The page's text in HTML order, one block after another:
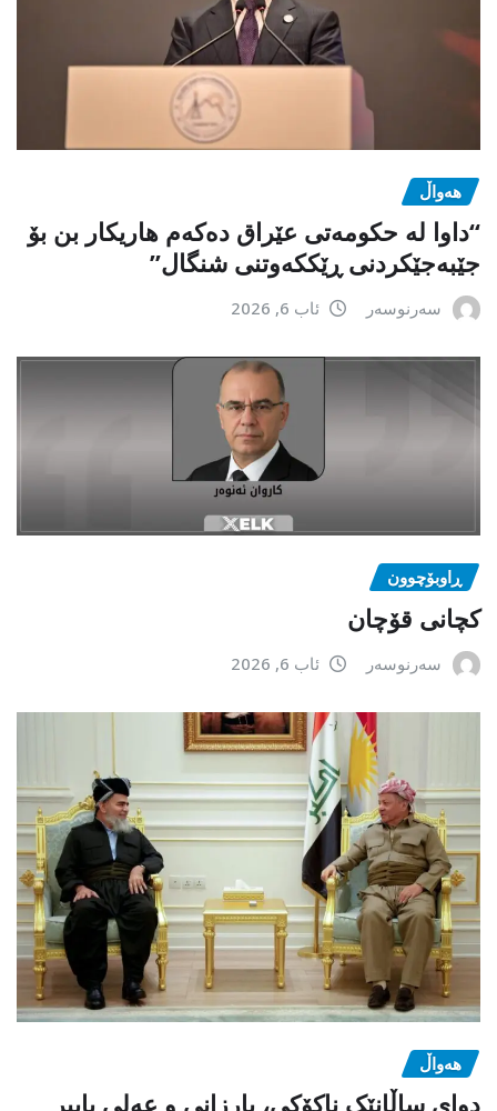
هەواڵ
“داوا لە حكومەتی عێراق دەكەم هاریكار بن بۆ
جێبەجێكردنی ڕێككەوتنی شنگال”
سەرنوسەر ئاب 6, 2026
ڕاوبۆچوون
کچانی قۆچان
سەرنوسەر ئاب 6, 2026
هەواڵ
دوای ساڵانێک ناکۆکی، بارزانی و عەلی باپیر